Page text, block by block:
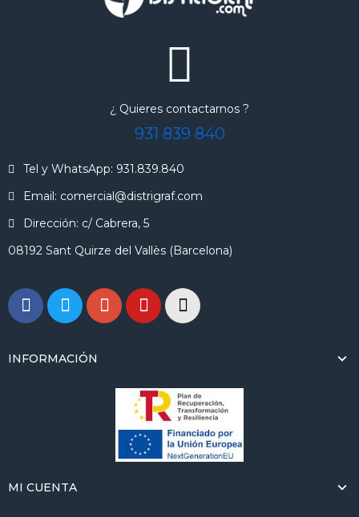
¿ Quieres contactarnos ?
931 839 840
Tel y WhatsApp: 931.839.840
Email: comercial@distrigraf.com
Dirección: c/ Cabrera, 5
08192 Sant Quirze del Vallès (Barcelona)
INFORMACIÓN
MI CUENTA